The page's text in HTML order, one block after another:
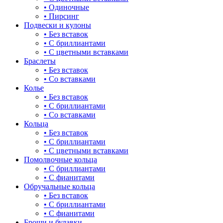
16.5-19
16.5-19.5
16.5-20
17,5-22
17-17.5
17-18
17-19.5
17-20,5
для мам
драконы и змеи
другие религии
животный мир
жучки и букашки
звезды
знаки зодиака
капля
квадрат (куб)
клевер
• Одиночные
• Пирсинг
Подвески и кулоны
• Без вставок
• С бриллиантами
• С цветными вставками
Браслеты
• Без вставок
• Со вставками
Колье
• Без вставок
• С бриллиантами
• Со вставками
Кольца
• Без вставок
• С бриллиантами
• С цветными вставками
Помолвочные кольца
• С бриллиантами
• С фианитами
Обручальные кольца
• Без вставок
• С бриллиантами
• С фианитами